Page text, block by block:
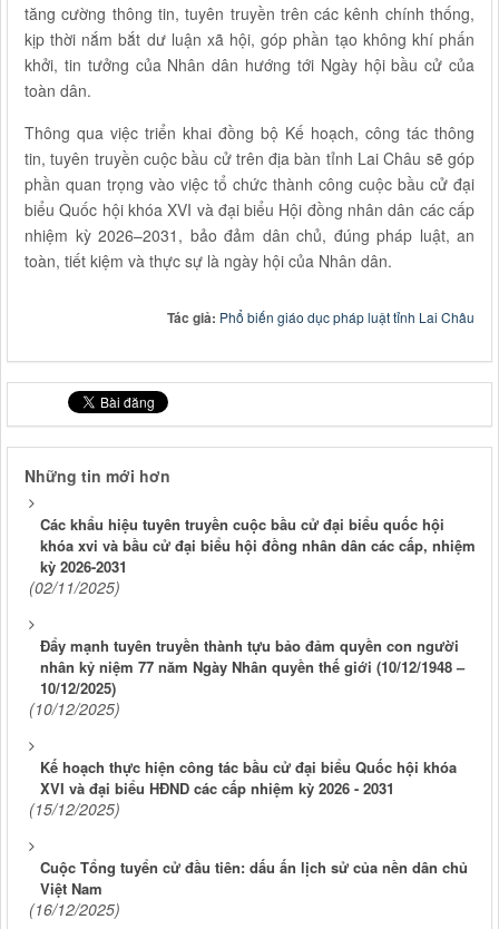
tăng cường thông tin, tuyên truyền trên các kênh chính thống,
kịp thời nắm bắt dư luận xã hội, góp phần tạo không khí phấn
khởi, tin tưởng của Nhân dân hướng tới Ngày hội bầu cử của
toàn dân.
Thông qua việc triển khai đồng bộ Kế hoạch, công tác thông
tin, tuyên truyền cuộc bầu cử trên địa bàn tỉnh Lai Châu sẽ góp
phần quan trọng vào việc tổ chức thành công cuộc bầu cử đại
biểu Quốc hội khóa XVI và đại biểu Hội đồng nhân dân các cấp
nhiệm kỳ 2026–2031, bảo đảm dân chủ, đúng pháp luật, an
toàn, tiết kiệm và thực sự là ngày hội của Nhân dân.
Tác giả: Phổ biến giáo dục pháp luật tỉnh Lai Châu
Những tin mới hơn
Các khẩu hiệu tuyên truyền cuộc bầu cử đại biểu quốc hội
khóa xvi và bầu cử đại biểu hội đồng nhân dân các cấp, nhiệm
kỳ 2026-2031
(02/11/2025)
Đẩy mạnh tuyên truyền thành tựu bảo đảm quyền con người
nhân kỷ niệm 77 năm Ngày Nhân quyền thế giới (10/12/1948 –
10/12/2025)
(10/12/2025)
Kế hoạch thực hiện công tác bầu cử đại biểu Quốc hội khóa
XVI và đại biểu HĐND các cấp nhiệm kỳ 2026 - 2031
(15/12/2025)
Cuộc Tổng tuyển cử đầu tiên: dấu ấn lịch sử của nền dân chủ
Việt Nam
(16/12/2025)